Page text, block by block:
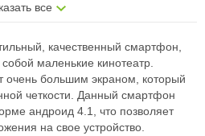
все
качественный смартфон,
маленькие кинотеатр.
большим экраном, который
четкости. Данный смартфон
андроид 4.1, что позволяет
на свое устройство.